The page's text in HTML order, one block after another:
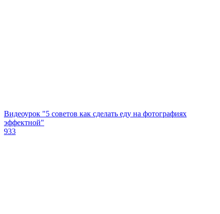
Видеоурок "5 советов как сделать еду на фотографиях
эффектной"
933